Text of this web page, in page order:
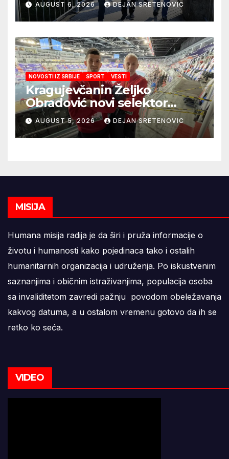
snabdevanje
AUGUST 6, 2026 DEJAN SRETENOVIC
NOVOSTI IZ SRBIJE SPORT VESTI
Kragujevčanin Željko
Obradović novi selektor
Atletske reprezentacije Srbije
AUGUST 5, 2026 DEJAN SRETENOVIC
MISIJA
Humana misija radija je da širi i pruža informacije o
životu i humanosti kako pojedinaca tako i ostalih
humanitarnih organizacija i udruženja. Po iskustvenim
saznanjima i običnim istraživanjima, populacija osoba
sa invaliditetom zavredi pažnju povodom obeležavanja
kakvog datuma, a u ostalom vremenu gotovo da ih se
retko ko seća.
VIDEO